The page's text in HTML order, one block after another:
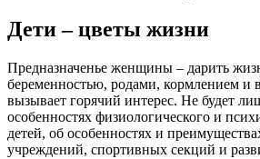
Дети – цветы жизни
Предназначенье женщины – дарить
беременностью, родами, кормлением и
вызывает горячий интерес. Не будет
особенностях физиологического и
детей, об особенностях и
учреждений, спортивных секций и